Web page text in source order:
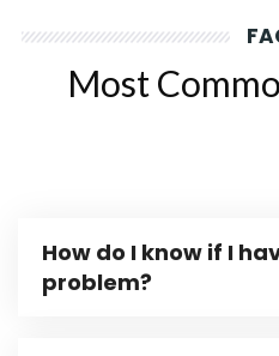
Most
How do I know if I
problem?